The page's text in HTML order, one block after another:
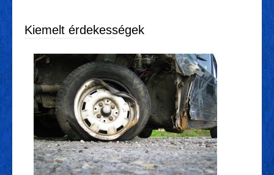
Kiemelt érdekességek